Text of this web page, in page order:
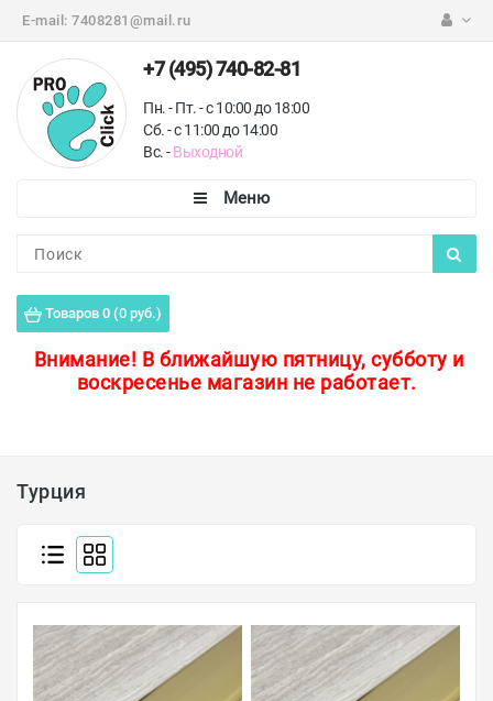
E-mail: 7408281@mail.ru
+7 (495) 740-82-81
Пн. - Пт. - с 10:00 до 18:00
Сб. - с 11:00 до 14:00
Вс. -Выходной
Товаров 0 (0 руб.)
Внимание! В ближайшую пятницу, субботу и
воскресенье магазин не работает.
Пороги для пола
Защитные уголки
Плинтуса
Обводы для труб
Турция